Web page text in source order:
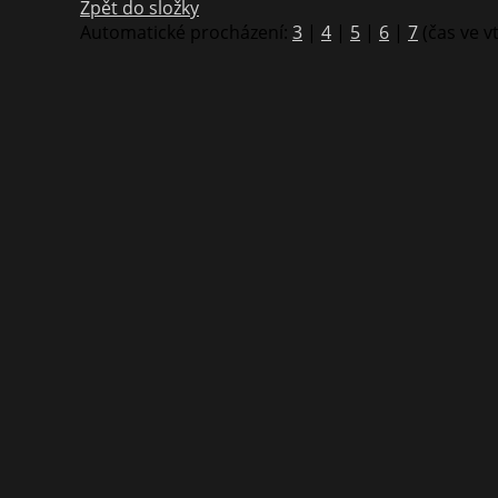
Zpět do složky
Automatické procházení: 3 | 4 | 5 | 6 | 7 (čas ve